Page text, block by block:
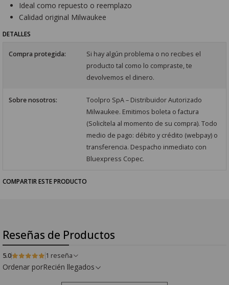
Ideal como repuesto o reemplazo
Calidad original Milwaukee
DETALLES
Compra protegida:
Si hay algún problema o no recibes el
producto tal como lo compraste, te
devolvemos el dinero.
Sobre nosotros:
Toolpro SpA – Distribuidor Autorizado
Milwaukee. Emitimos boleta o factura
(Solicítela al momento de su compra). Todo
medio de pago: débito y crédito (webpay) o
transferencia. Despacho inmediato con
Bluexpress Copec.
COMPARTIR ESTE PRODUCTO
Reseñas de Productos
5.0 1 reseña
Ordenar porRecién llegados